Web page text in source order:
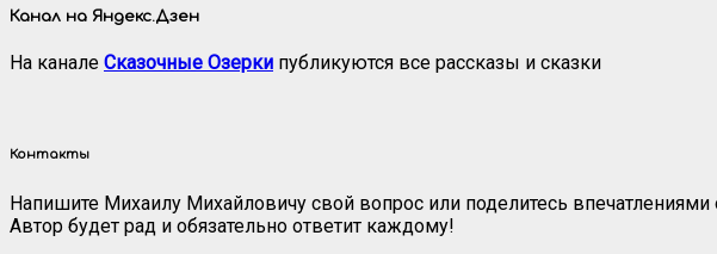
Канал на Яндекс.Дзен
На канале Сказочные Озерки публикуются все рассказы и сказки
Контакты
Напишите Михаилу Михайловичу свой вопрос или поделитесь впечатлениями
Автор будет рад и обязательно ответит каждому!